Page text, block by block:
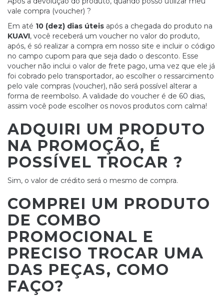
vale compra (voucher) ?
Em até 10 (dez) dias úteis após a chegada do produto na
KUAVI, você receberá um voucher no valor do produto,
após, é só realizar a compra em nosso site e incluir o código
no campo cupom para que seja dado o desconto. Esse
voucher não inclui o valor de frete pago, uma vez que ele já
foi cobrado pelo transportador, ao escolher o ressarcimento
pelo vale compras (voucher), não será possível alterar a
forma de reembolso. A validade do voucher é de 60 dias,
assim você pode escolher os novos produtos com calma!
ADQUIRI UM PRODUTO
NA PROMOÇÃO, É
POSSÍVEL TROCAR ?
Sim, o valor de crédito será o mesmo de compra.
COMPREI UM PRODUTO
DE COMBO
PROMOCIONAL E
PRECISO TROCAR UMA
DAS PEÇAS, COMO
FAÇO?